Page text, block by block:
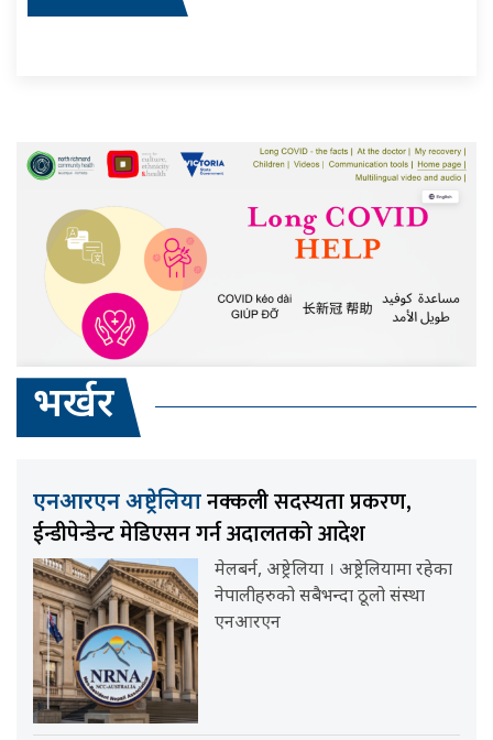
भर्खर
एनआरएन अष्ट्रेलियानक्कली सदस्यता प्रकरण,
ईन्डीपेन्डेन्ट मेडिएसन गर्न अदालतको आदेश
मेलबर्न, अष्ट्रेलिया । अष्ट्रेलियामा रहेका
नेपालीहरुको सबैभन्दा ठूलो संस्था
एनआरएन